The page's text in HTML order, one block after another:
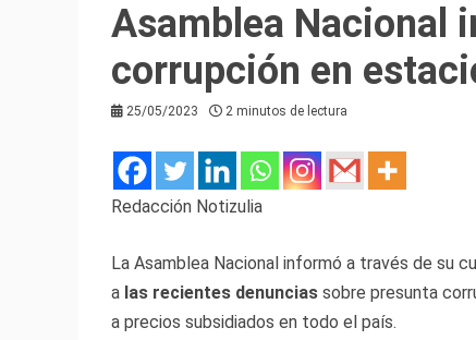
Asamblea Nacional
corrupción en
25/05/2023 2 minutos de lectura
Redacción Notizulia
La Asamblea Nacional informó a través de su
a las recientes denuncias sobre presunta
a precios subsidiados en todo el país.